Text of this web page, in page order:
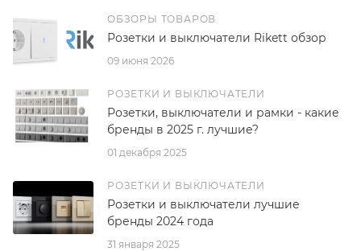
ОБЗОРЫ ТОВАРОВ
09 июня 2026
Розетки и выключатели Rikett обзор
РОЗЕТКИ И ВЫКЛЮЧАТЕЛИ
01 декабря 2025
Розетки, выключатели и рамки - какие
бренды в 2025 г. лучшие?
РОЗЕТКИ И ВЫКЛЮЧАТЕЛИ
31 января 2025
Розетки и выключатели лучшие
бренды 2024 года